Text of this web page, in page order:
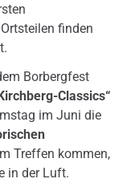
finden
Borbergfest
Classics“
im Juni die
Treffen kommen,
in der Luft.